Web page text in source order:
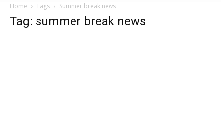
Home Tags Summer break news
Tag: summer break news